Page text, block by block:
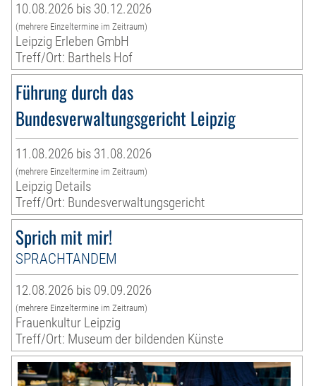
10.08.2026 bis 30.12.2026
(mehrere Einzeltermine im Zeitraum)
Leipzig Erleben GmbH
Treff/Ort: Barthels Hof
Führung durch das
Bundesverwaltungsgericht Leipzig
11.08.2026 bis 31.08.2026
(mehrere Einzeltermine im Zeitraum)
Leipzig Details
Treff/Ort: Bundesverwaltungsgericht
Sprich mit mir!
SPRACHTANDEM
12.08.2026 bis 09.09.2026
(mehrere Einzeltermine im Zeitraum)
Frauenkultur Leipzig
Treff/Ort: Museum der bildenden Künste